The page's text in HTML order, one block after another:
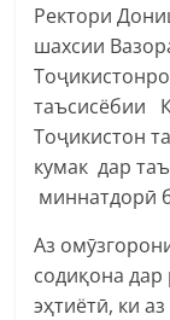
Ректори
шахсии
таъсисёбии
Тоҷикистон
кумак дар
миннатдорӣ
Аз
содиқона
эҳтиётӣ, ки